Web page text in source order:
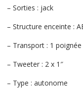
– Sorties : jack
– Structure enceinte :
– Transport : 1 poignée
– Tweeter : 2 x 1″
– Type : autonome